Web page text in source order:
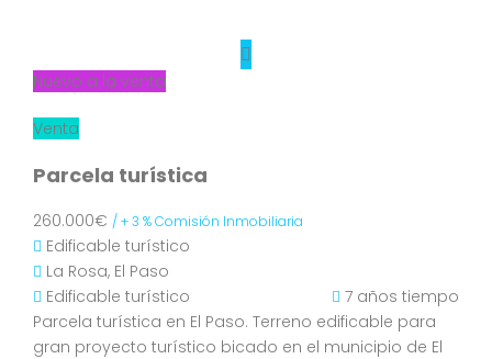
Nuevo a la venta
Venta
Parcela turística
260.000€ / + 3 % Comisión Inmobiliaria
Edificable turístico
La Rosa, El Paso
Edificable turístico
7 años tiempo
Parcela turística en El Paso. Terreno edificable para
gran proyecto turístico bicado en el municipio de El